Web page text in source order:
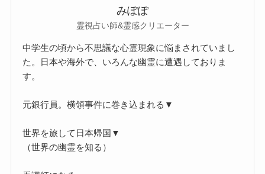
みぽぽ
霊視占い師&霊感クリエーター
中学生の頃から不思議な心霊現象に悩まされていまし
た。日本や海外で、いろんな幽霊に遭遇しておりま
す。
元銀行員。横領事件に巻き込まれる▼
世界を旅して日本帰国▼
（世界の幽霊を知る）